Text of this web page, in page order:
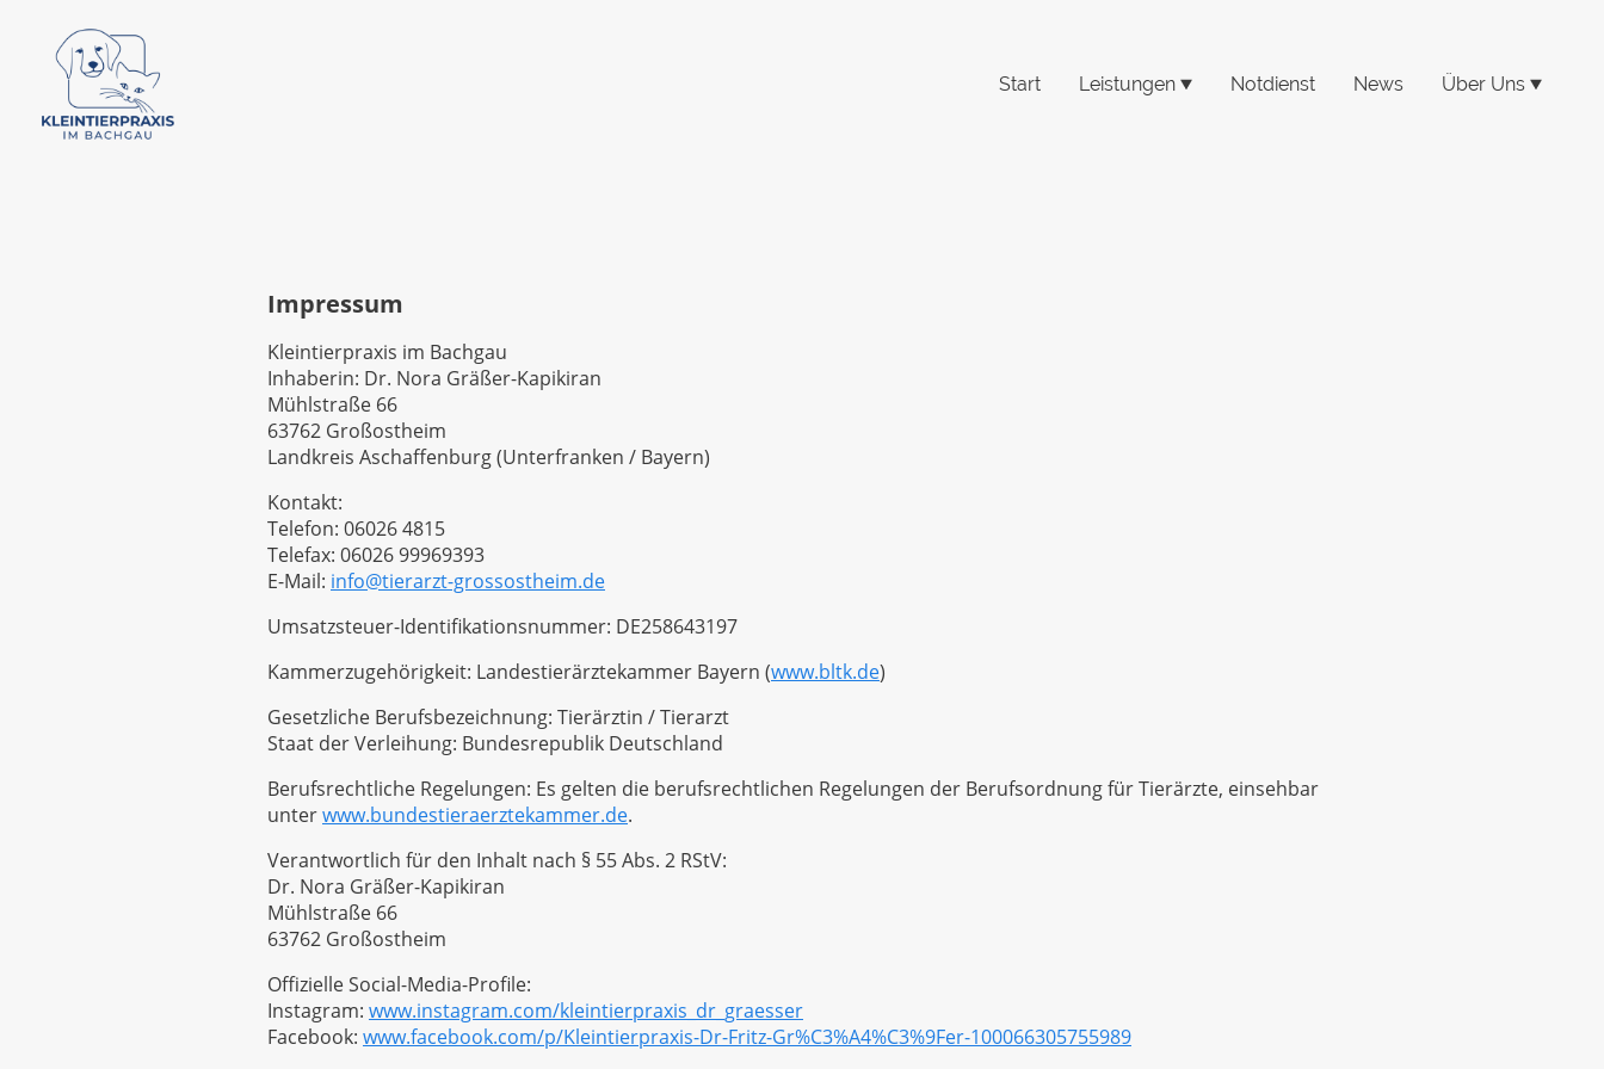
Start Leistungen Notdienst News Über Uns
Impressum
Kleintierpraxis im Bachgau
Inhaberin: Dr. Nora Gräßer-Kapikiran
Mühlstraße 66
63762 Großostheim
Landkreis Aschaffenburg (Unterfranken / Bayern)
Kontakt:
Telefon: 06026 4815
Telefax: 06026 99969393
E-Mail: info@tierarzt-grossostheim.de
Umsatzsteuer-Identifikationsnummer: DE258643197
Kammerzugehörigkeit: Landestierärztekammer Bayern (www.bltk.de)
Gesetzliche Berufsbezeichnung: Tierärztin / Tierarzt
Staat der Verleihung: Bundesrepublik Deutschland
Berufsrechtliche Regelungen: Es gelten die berufsrechtlichen Regelungen der Berufsordnung für Tierärzte, einsehbar
unterwww.bundestieraerztekammer.de.
Verantwortlich für den Inhalt nach § 55 Abs. 2 RStV:
Dr. Nora Gräßer-Kapikiran
Mühlstraße 66
63762 Großostheim
Offizielle Social-Media-Profile:
Instagram: www.instagram.com/kleintierpraxis_dr_graesser
Facebook: www.facebook.com/p/Kleintierpraxis-Dr-Fritz-Gr%C3%A4%C3%9Fer-100066305755989